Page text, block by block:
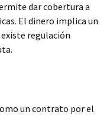
dar cobertura a
El dinero implica un
regulación
un contrato por el